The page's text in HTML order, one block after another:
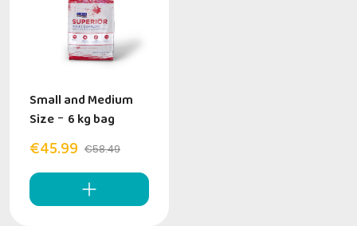
Small and Medium
Size - 6 kg bag
€45.99 €58.49